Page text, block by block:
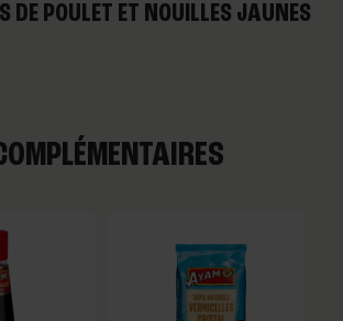
DE POULET ET NOUILLES JAUNES